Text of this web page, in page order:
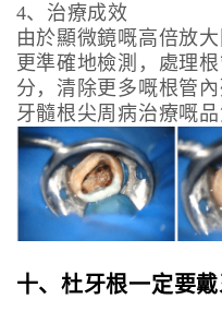
4、治療成效
由於顯微鏡嘅高倍放
更準確地檢測，處理
分，清除更多嘅根管
牙髓根尖周病治療嘅品
十、杜牙根一定要戴